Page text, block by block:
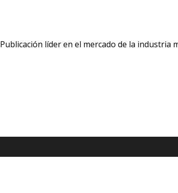
Publicación líder en el mercado de la industria